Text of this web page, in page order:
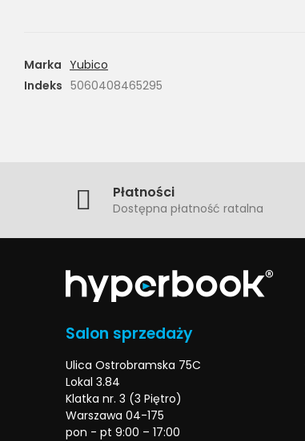
Marka Yubico
Indeks 5060408465295
Płatności
Dostępna płatność ratalna
Salon sprzedaży
Ulica Ostrobramska 75C
Lokal 3.84
Klatka nr. 3 (3 Piętro)
Warszawa 04-175
pon - pt 9:00 – 17:00